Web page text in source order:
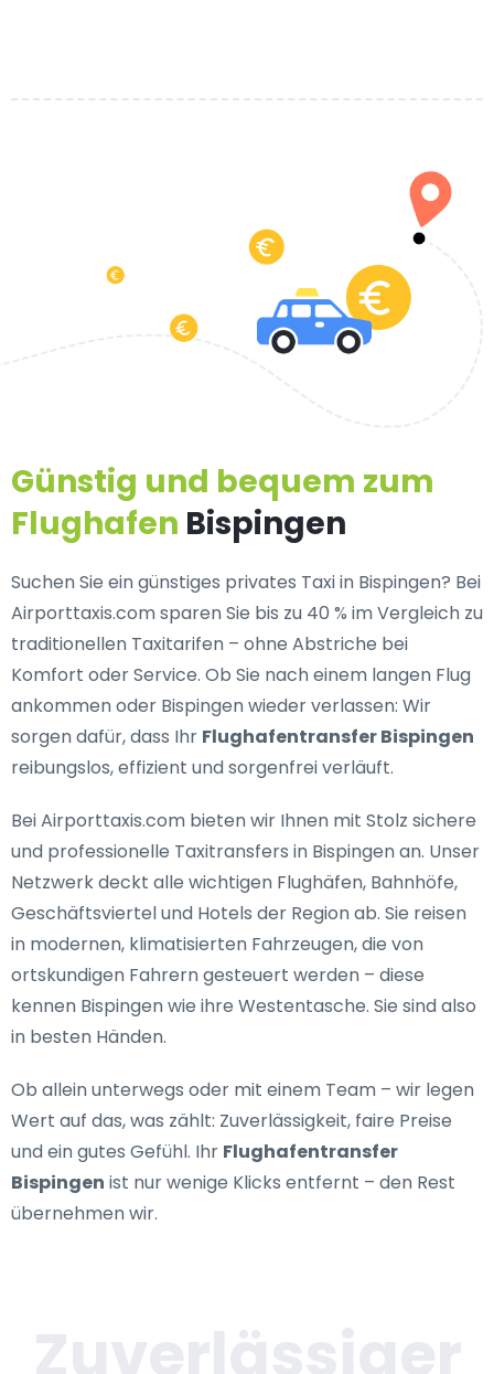
Günstig und bequem zum
Flughafen Bispingen
Suchen Sie eingünstiges privates Taxi in Bispingen? Bei
Airporttaxis.com sparen Sie bis zu 40 % im Vergleich zu
traditionellen Taxitarifen – ohne Abstriche bei
Komfort oder Service. Ob Sie nach einem langen Flug
ankommen oder Bispingen wieder verlassen: Wir
sorgen dafür, dass Ihr Flughafentransfer Bispingen
reibungslos, effizient und sorgenfrei verläuft.
Bei Airporttaxis.com bieten wir Ihnen mit Stolz sichere
und professionelle Taxitransfers in Bispingenan. Unser
Netzwerk deckt alle wichtigen Flughäfen, Bahnhöfe,
Geschäftsviertel und Hotels der Region ab. Sie reisen
in modernen, klimatisierten Fahrzeugen, die von
ortskundigen Fahrern gesteuert werden – diese
kennen Bispingen wie ihre Westentasche. Sie sind also
in besten Händen.
Ob allein unterwegs oder mit einem Team – wir legen
Wert auf das, was zählt: Zuverlässigkeit, faire Preise
und ein gutes Gefühl. Ihr Flughafentransfer
Bispingen ist nur wenige Klicks entfernt – den Rest
übernehmen wir.